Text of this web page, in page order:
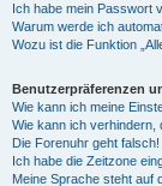
Ich habe mein Passwort
Warum werde ich
Wozu ist die Funktion
Benutzerpräferenzen
Wie kann ich meine
Wie kann ich verhindern,
Die Forenuhr geht falsch!
Ich habe die Zeitzone
Meine Sprache steht auf